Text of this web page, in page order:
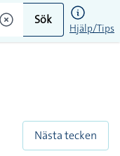
Sök
Hjälp/Tips
Nästa tecken